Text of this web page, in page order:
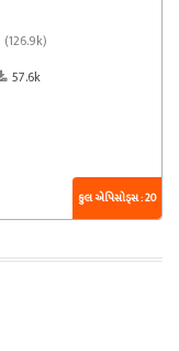
(126.9k)
57.6k
કુલ એપિસોડ્સ : 20